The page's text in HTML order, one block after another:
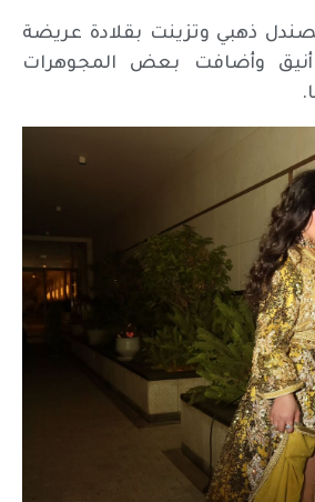
ذهبي وتزينت بقلادة عريضة
وأضافت بعض المجوهرات